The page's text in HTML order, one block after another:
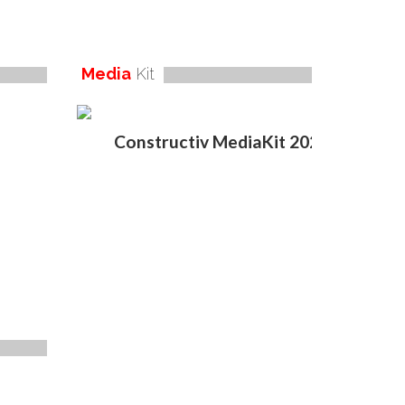
Media Kit
Constructiv MediaKit 2020